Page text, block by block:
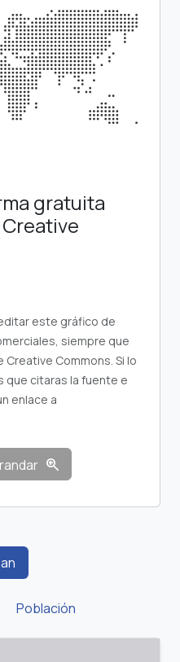
gratuita
este gráfico de
siempre que
Commons. Si lo
que citaras la fuente e
enlace a
zoom_in
Población